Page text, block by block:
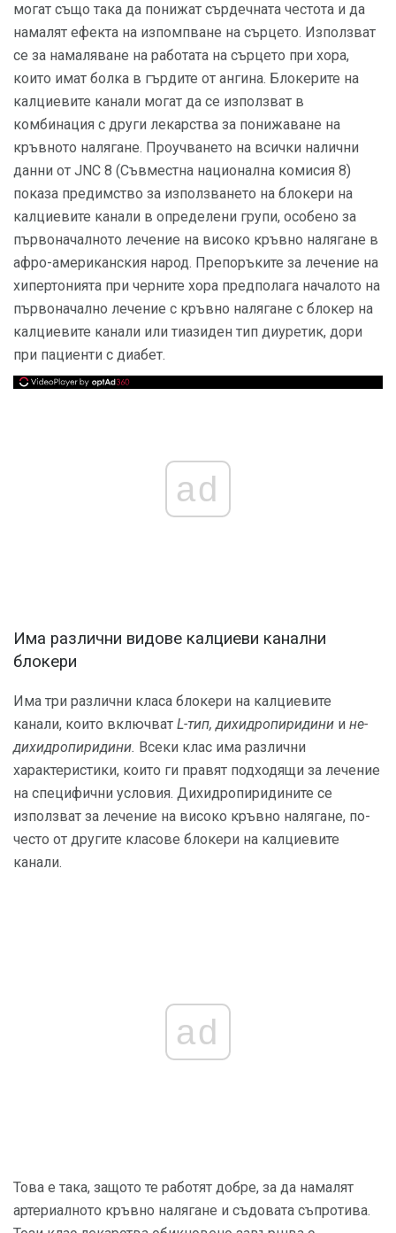
могат също така да понижат сърдечната честота и да
намалят ефекта на изпомпване на сърцето. Използват
се за намаляване на работата на сърцето при хора,
които имат болка в гърдите от ангина. Блокерите на
калциевите канали могат да се използват в
комбинация с други лекарства за понижаване на
кръвното налягане. Проучването на всички налични
данни от JNC 8 (Съвместна национална комисия 8)
показа предимство за използването на блокери на
калциевите канали в определени групи, особено за
първоначалното лечение на високо кръвно налягане в
афро-американския народ. Препоръките за лечение на
хипертонията при черните хора предполага началото на
първоначално лечение с кръвно налягане с блокер на
калциевите канали или тиазиден тип диуретик, дори
при пациенти с диабет.
ad
Има различни видове калциеви канални
блокери
Има три различни класа блокери на калциевите
канали, които включват L-тип, дихидропиридини и не-
дихидропиридини. Всеки клас има различни
характеристики, които ги правят подходящи за лечение
на специфични условия. Дихидропиридините се
използват за лечение на високо кръвно налягане, по-
често от другите класове блокери на калциевите
канали.
ad
Това е така, защото те работят добре, за да намалят
артериалното кръвно налягане и съдовата съпротива.